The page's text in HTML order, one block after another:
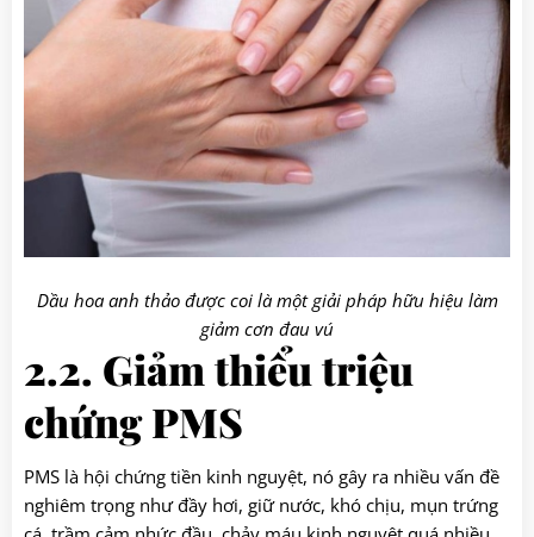
Dầu hoa anh thảo được coi là một giải pháp hữu hiệu làm
giảm cơn đau vú
2.2. Giảm thiểu triệu
chứng PMS
PMS là hội chứng tiền kinh nguyệt, nó gây ra nhiều vấn đề
nghiêm trọng như đầy hơi, giữ nước, khó chịu, mụn trứng